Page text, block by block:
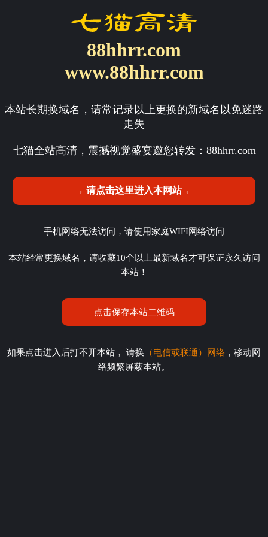
88hhrr.com
www.88hhrr.com
本站长期换域名，请常记录以上更换的新域名以免迷路
走失
七猫全站高清，震撼视觉盛宴邀您转发： 88hhrr.com
→ 请点击这里进入本网站 ←
手机网络无法访问，请使用家庭WIFI网络访问
本站经常更换域名，请收藏10个以上最新域名才可保证永久访问
本站！
点击保存本站二维码
如果点击进入后打不开本站， 请换 （电信或联通）网络 ，移动网
络频繁屏蔽本站。